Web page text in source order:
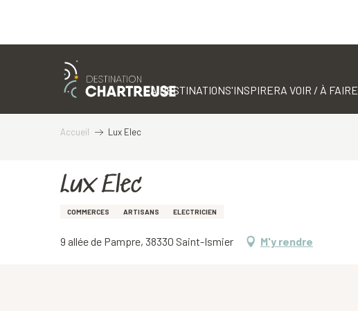
LA DESTINATIONS'INSPIRERA VOIR / À FAIRE
Accueil Lux Elec
Lux Elec
COMMERCES ARTISANS ELECTRICIEN
9 allée de Pampre, 38330 Saint-Ismier M'y rendre